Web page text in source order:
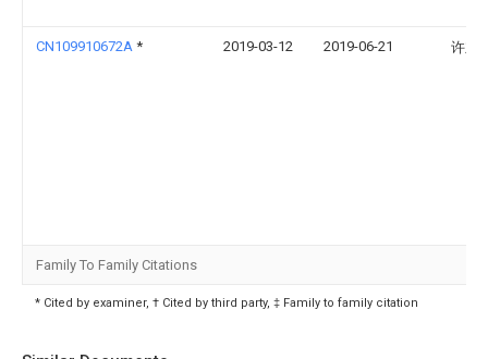
CN109910672A * 2019-03-12 2019-06-21 许立
Family To Family Citations
* Cited by examiner, † Cited by third party, ‡ Family to family citation